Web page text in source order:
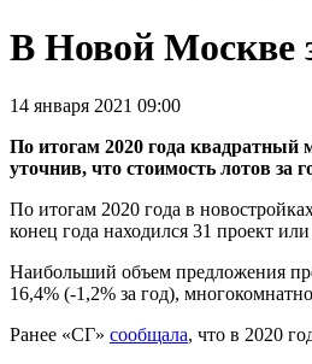
В Новой Москве
14 января 2021 09:00
По итогам 2020 года
уточнив, что стоимость лотов за
По итогам 2020 года в
конец года находился 31 проект
Наибольший объем предложения
16,4% (-1,2% за год),
Ранее «СГ» сообщала, что в 2020